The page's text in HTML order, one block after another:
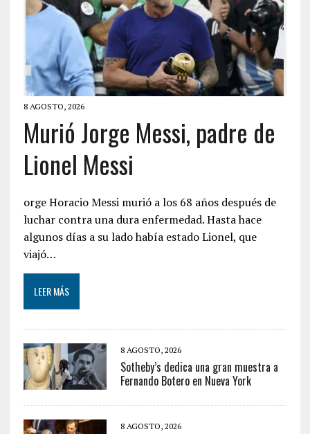
8 AGOSTO, 2026
Murió Jorge Messi, padre de
Lionel Messi
orge Horacio Messi murió a los 68 años después de
luchar contra una dura enfermedad. Hasta hace
algunos días a su lado había estado Lionel, que
viajó…
LEER MÁS
8 AGOSTO, 2026
Sotheby’s dedica una gran muestra a
Fernando Botero en Nueva York
8 AGOSTO, 2026